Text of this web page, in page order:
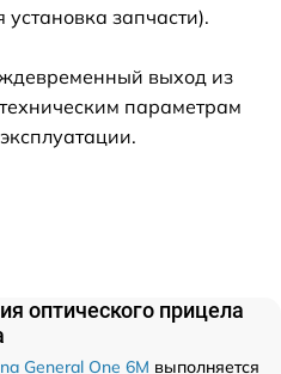
запчасти).
выход из
параметрам
оптического прицела
General One 6M выполняется